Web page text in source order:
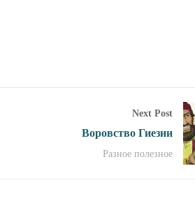
Next Post
Воровство Гиезии
Разное полезное